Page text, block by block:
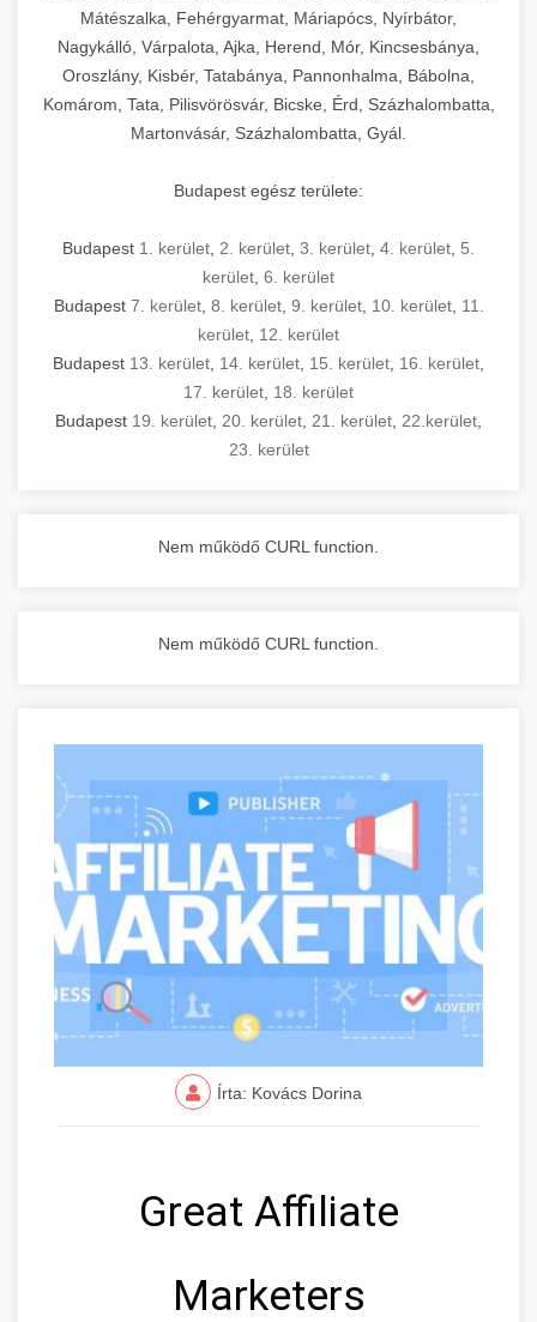
Mátészalka, Fehérgyarmat, Máriapócs, Nyírbátor,
Nagykálló, Várpalota, Ajka, Herend, Mór, Kincsesbánya,
Oroszlány, Kisbér, Tatabánya, Pannonhalma, Bábolna,
Komárom, Tata, Pilisvörösvár, Bicske, Érd, Százhalombatta,
Martonvásár, Százhalombatta, Gyál.
Budapest egész területe:
Budapest 1. kerület 2. kerület 3. kerület 4. kerület 5.
kerület 6. kerület
Budapest 7. kerület, 8. kerület, 9. kerület, 10. kerület, 11.
kerület 12. kerület
Budapest 13. kerület 14. kerület 15. kerület 16. kerület
17. kerület 18. kerület
Budapest 19. kerület 20. kerület 21. kerület 22.kerület
23. kerület
Nem működő CURL function.
Nem működő CURL function.
Írta: Kovács Dorina
Great Affiliate
Marketers